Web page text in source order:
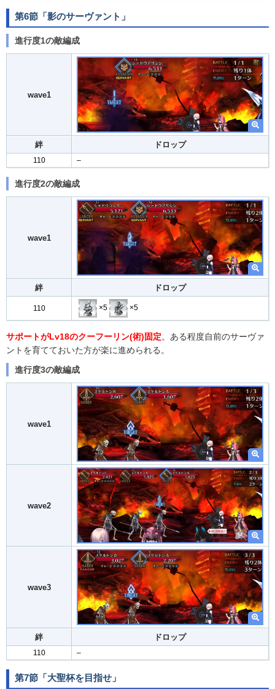
第6節「影のサーヴァント」
進行度1の敵編成
wave1
絆 ドロップ
110 –
進行度2の敵編成
wave1
絆 ドロップ
110 ×5 ×5
サポートがLv18のクーフーリン(術)固定。ある程度自前のサーヴァ
ントを育てておいた方が楽に進められる。
進行度3の敵編成
wave1
wave2
wave3
絆 ドロップ
110 –
第7節「大聖杯を目指せ」